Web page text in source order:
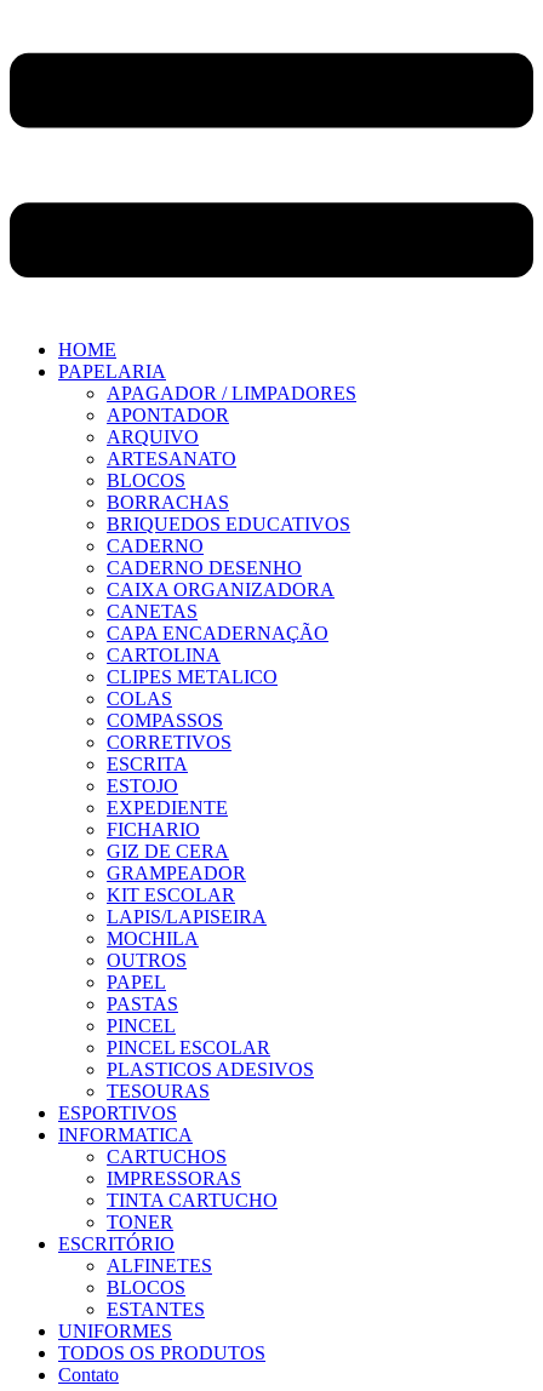
HOME
PAPELARIA
APAGADOR / LIMPADORES
APONTADOR
ARQUIVO
ARTESANATO
BLOCOS
BORRACHAS
BRIQUEDOS EDUCATIVOS
CADERNO
CADERNO DESENHO
CAIXA ORGANIZADORA
CANETAS
CAPA ENCADERNAÇÃO
CARTOLINA
CLIPES METALICO
COLAS
COMPASSOS
CORRETIVOS
ESCRITA
ESTOJO
EXPEDIENTE
FICHARIO
GIZ DE CERA
GRAMPEADOR
KIT ESCOLAR
LAPIS/LAPISEIRA
MOCHILA
OUTROS
PAPEL
PASTAS
PINCEL
PINCEL ESCOLAR
PLASTICOS ADESIVOS
TESOURAS
ESPORTIVOS
INFORMATICA
CARTUCHOS
IMPRESSORAS
TINTA CARTUCHO
TONER
ESCRITÓRIO
ALFINETES
BLOCOS
ESTANTES
UNIFORMES
TODOS OS PRODUTOS
Contato